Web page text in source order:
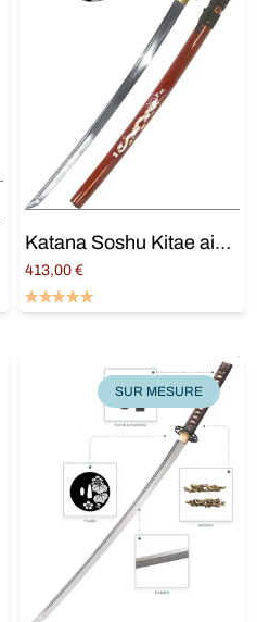
Katana Soshu Kitae aiguisé « Seika »
413,00 €
Ajouter au panier
SUR MESURE